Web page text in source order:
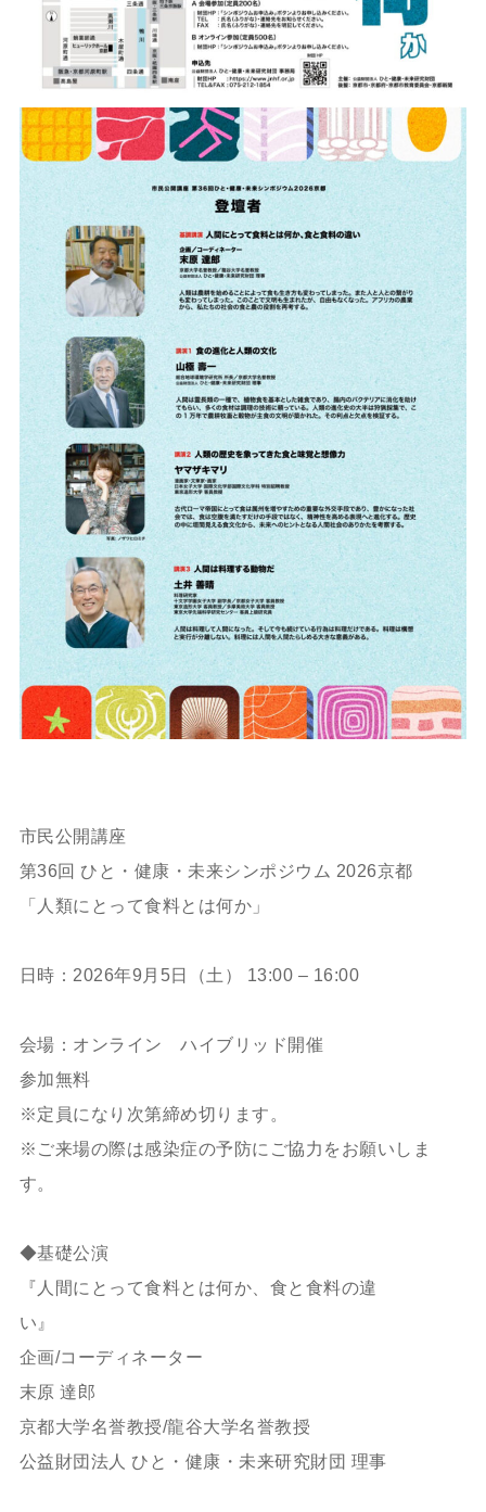
市民公開講座
第36回 ひと・健康・未来シンポジウム 2026京都
「人類にとって食料とは何か」
日時：2026年9月5日（土） 13:00 – 16:00
会場：オンライン ハイブリッド開催
参加無料
※定員になり次第締め切ります。
※ご来場の際は感染症の予防にご協力をお願いしま
す。
◆基礎公演
『人間にとって食料とは何か、食と食料の違
い』
企画/コーディネーター
末原 達郎
京都大学名誉教授/龍谷大学名誉教授
公益財団法人 ひと・健康・未来研究財団 理事